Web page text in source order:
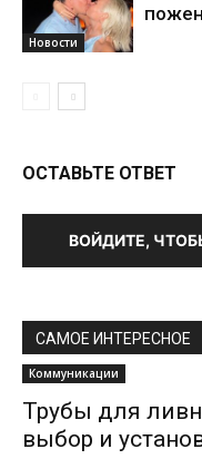
Новости
ОСТАВЬТЕ ОТВЕТ
ВОЙДИТЕ,
САМОЕ ИНТЕРЕСНОЕ
Коммуникации
Трубы для
выбор и